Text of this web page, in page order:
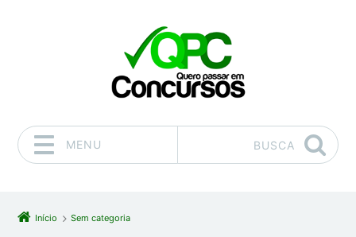
MENU BUSCA
Início Sem categoria